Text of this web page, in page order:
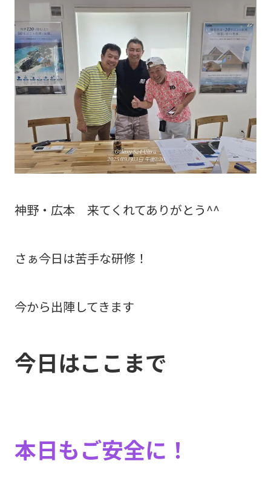
神野・広本 来てくれてありがとう^^
さぁ今日は苦手な研修！
今から出陣してきます
今日はここまで
本日もご安全に！